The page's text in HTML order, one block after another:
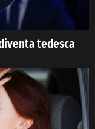
tedesca